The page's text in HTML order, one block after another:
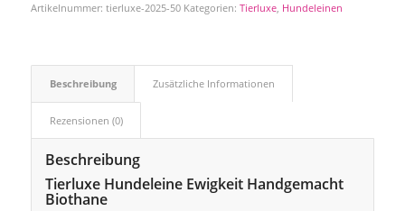
Artikelnummer: tierluxe-2025-50 Kategorien: Tierluxe, Hundeleinen
Beschreibung Zusätzliche Informationen
Rezensionen (0)
Beschreibung
Tierluxe Hundeleine Ewigkeit Handgemacht
Biothane